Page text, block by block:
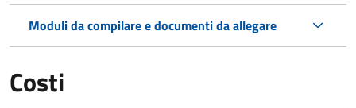
Moduli da compilare e documenti da allegare
Costi